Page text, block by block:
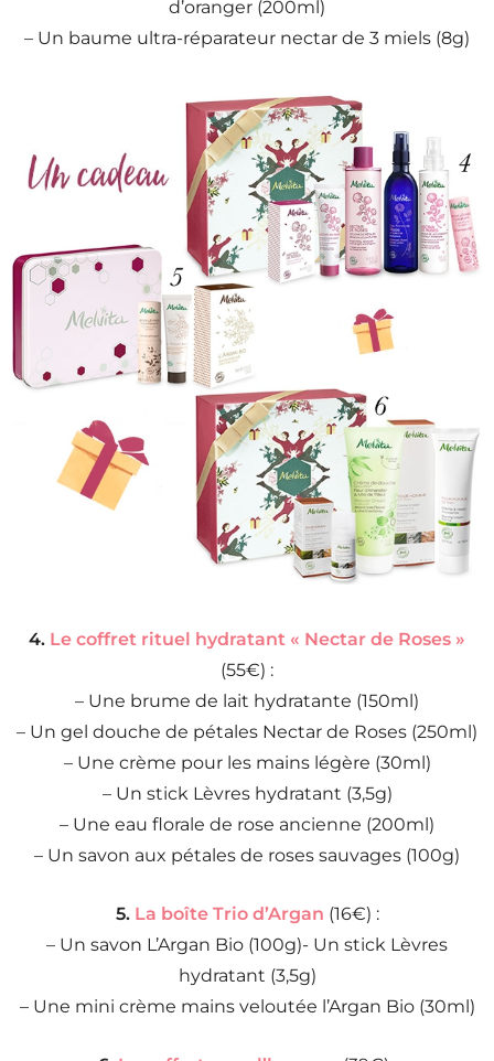
d’oranger (200ml)
– Un baume ultra-réparateur nectar de 3 miels (8g)
4. Le coffret rituel hydratant « Nectar de Roses »
(55€) :
– Une brume de lait hydratante (150ml)
– Un gel douche de pétales Nectar de Roses (250ml)
– Une crème pour les mains légère (30ml)
– Un stick Lèvres hydratant (3,5g)
– Une eau florale de rose ancienne (200ml)
– Un savon aux pétales de roses sauvages (100g)
5. La boîte Trio d’Argan (16€) :
– Un savon L’Argan Bio (100g)- Un stick Lèvres
hydratant (3,5g)
– Une mini crème mains veloutée l’Argan Bio (30ml)